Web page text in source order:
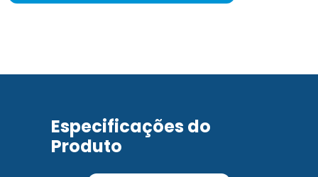
Especificações do
Produto